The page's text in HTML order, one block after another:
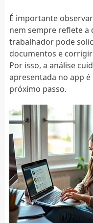
É importante
nem sempre reflete a
trabalhador pode
documentos e
Por isso, a análise
apresentada no app
próximo passo.